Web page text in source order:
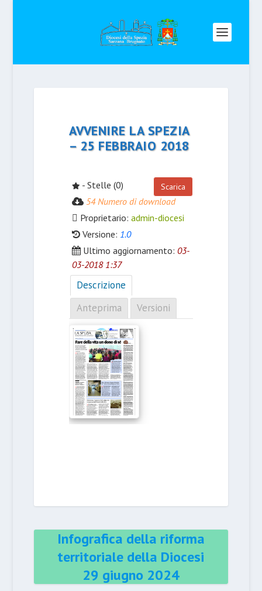
AVVENIRE LA SPEZIA
– 25 FEBBRAIO 2018
Scarica
- Stelle (0)
54 Numero di download
Proprietario: admin-diocesi
Versione: 1.0
Ultimo aggiornamento: 03-
03-2018 1:37
Descrizione
Anteprima
Versioni
Infografica della riforma
territoriale della Diocesi
29 giugno 2024